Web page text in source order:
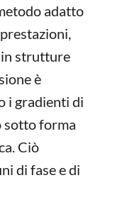
adatto
strutture
è
i gradienti di
sotto forma
Ciò
di fase e di